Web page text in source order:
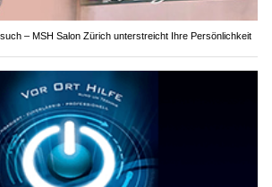
– MSH Salon Zürich unterstreicht Ihre Persönlichkeit